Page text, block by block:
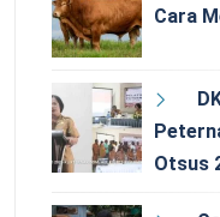
Cara
Otsus